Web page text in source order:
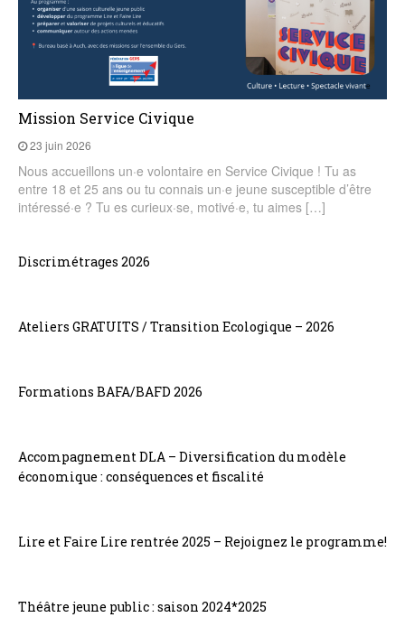
Mission Service Civique
23 juin 2026
Nous accueillons un·e volontaire en Service Civique ! Tu as
entre 18 et 25 ans ou tu connais un·e jeune susceptible d’être
intéressé·e ? Tu es curieux·se, motivé·e, tu aimes […]
Discrimétrages 2026
Ateliers GRATUITS / Transition Ecologique – 2026
Formations BAFA/BAFD 2026
Accompagnement DLA – Diversification du modèle
économique : conséquences et fiscalité
Lire et Faire Lire rentrée 2025 – Rejoignez le programme!
Théâtre jeune public : saison 2024*2025